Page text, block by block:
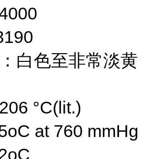
白色至非常淡黄
°C(lit.)
at 760 mmHg